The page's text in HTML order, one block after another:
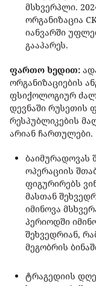
მსხვერპლი.
ორგანიზაცია
იანვარში
გააპარეს.
ფართო ხედით:
ორგანიზაციების
ფსიქოლოგიურ
დევნაში რუსეთის
რესპუბლიკების
არიან ჩართულები.
ბაიმურადოვას
ოპერაციის
ფიგურირებს
მასთან
იმინოვა
პერიოდში
შეხვედრიან,
მეგობრის
ტრაგედიის